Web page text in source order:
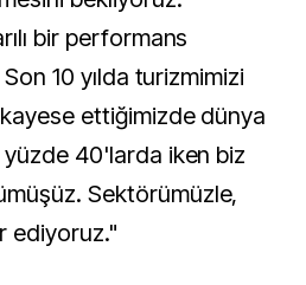
bir performans
10 yılda turizmimizi
ettiğimizde dünya
40'larda iken biz
Sektörümüzle,
ediyoruz."